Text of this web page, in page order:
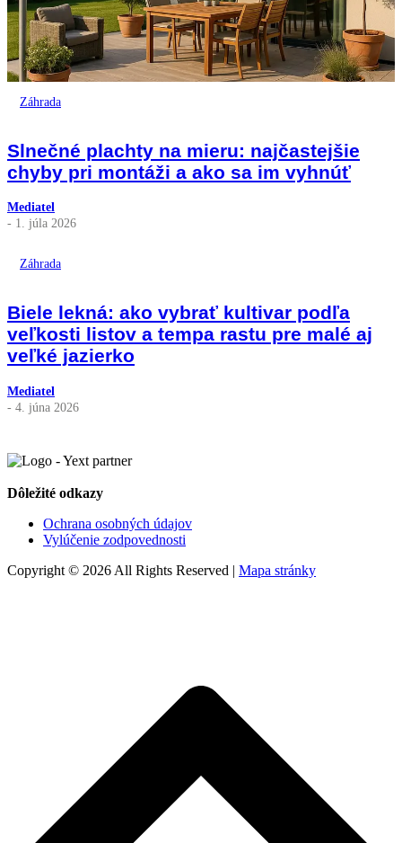
Záhrada
Slnečné plachty na mieru: najčastejšie
chyby pri montáži a ako sa im vyhnúť
Mediatel
- 1. júla 2026
Záhrada
Biele lekná: ako vybrať kultivar podľa
veľkosti listov a tempa rastu pre malé aj
veľké jazierko
Mediatel
- 4. júna 2026
Dôležité odkazy
Ochrana osobných údajov
Vylúčenie zodpovednosti
Copyright © 2026 All Rights Reserved | Mapa stránky